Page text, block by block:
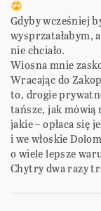
Gdyby wcześniej
wysprzatałabym,
nie chciało.
Wiosna mnie
Wracając do
to, drogie
tańsze, jak
jakie – opłaca się
i we włoskie
o wiele lepsze
Chytry dwa razy